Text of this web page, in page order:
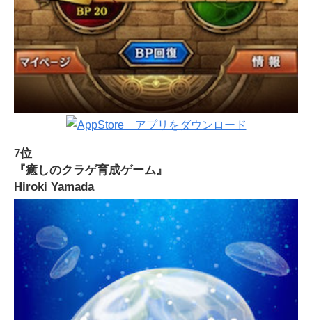
7位
『癒しのクラゲ育成ゲーム』
Hiroki Yamada